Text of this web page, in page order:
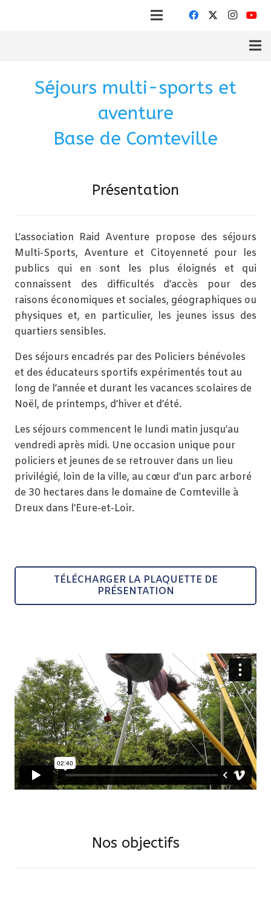
Séjours multi-sports et
aventure
Base de Comteville
Présentation
L’association Raid Aventure propose des séjours
Multi-Sports, Aventure et Citoyenneté pour les
publics qui en sont les plus éloignés et qui
connaissent des difficultés d’accès pour des
raisons économiques et sociales, géographiques ou
physiques et, en particulier, les jeunes issus des
quartiers sensibles.
Des séjours encadrés par des Policiers bénévoles
et des éducateurs sportifs expérimentés tout au
long de l’année et durant les vacances scolaires de
Noël, de printemps, d’hiver et d’été.
Les séjours commencent le lundi matin jusqu’au
vendredi après midi. Une occasion unique pour
policiers et jeunes de se retrouver dans un lieu
privilégié, loin de la ville, au cœur d’un parc arboré
de 30 hectares dans le domaine de Comteville à
Dreux dans l’Eure-et-Loir.
TÉLÉCHARGER LA PLAQUETTE DE
PRÉSENTATION
Nos objectifs